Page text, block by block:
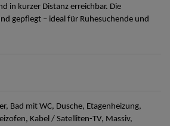
in kurzer Distanz erreichbar. Die
gepflegt – ideal für Ruhesuchende und
Bad mit WC Dusche Etagenheizung
Kabel / Satelliten-TV Massiv